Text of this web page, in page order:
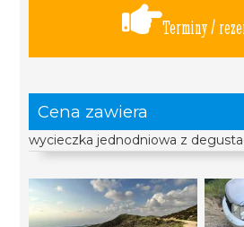
Terminy /
Cena zawiera
wycieczka jednodniowa z